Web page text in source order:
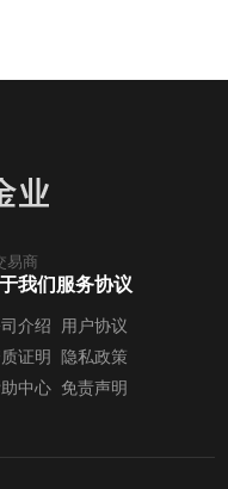
易商
我们
介绍
证明
中心
服务协议
用户协议
隐私政策
免责声明